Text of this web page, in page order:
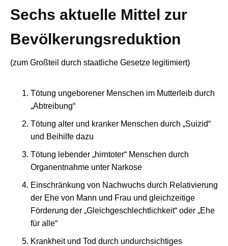
Sechs aktuelle Mittel zur
Bevölkerungsreduktion
(zum Großteil durch staatliche Gesetze legitimiert)
Tötung ungeborener Menschen im Mutterleib durch
„Abtreibung“
Tötung alter und kranker Menschen durch „Suizid“
und Beihilfe dazu
Tötung lebender „hirntoter“ Menschen durch
Organentnahme unter Narkose
Einschränkung von Nachwuchs durch Relativierung
der Ehe von Mann und Frau und gleichzeitige
Förderung der „Gleichgeschlechtlichkeit“ oder „Ehe
für alle“
Krankheit und Tod durch undurchsichtiges